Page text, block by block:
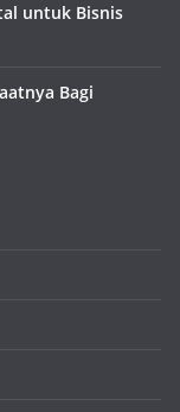
untuk Bisnis
Bagi